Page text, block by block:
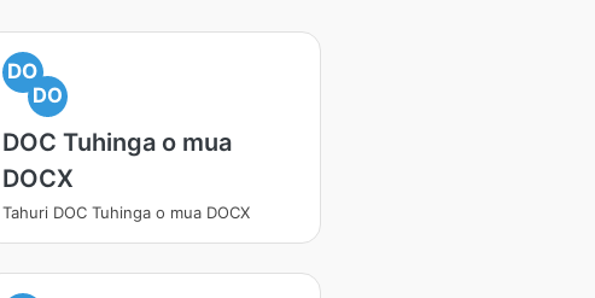
DO
DO
DOC Tuhinga o mua
DOCX
Tahuri DOC Tuhinga o mua DOCX